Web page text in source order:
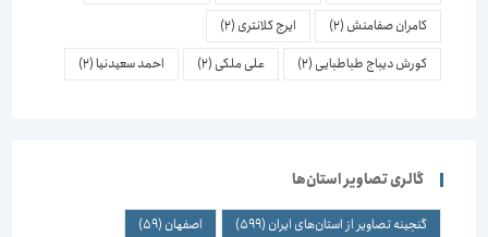
کامران صفامنش(2) ایرج کلانتری(2)
کورش دیباج طباطبایی(2) علی ملکی(2) احمد سعیدنیا(2)
گالری تصاویر استان‌ها
گنجینه تصاویر از استان‌های ایران(599) اصفهان(59)